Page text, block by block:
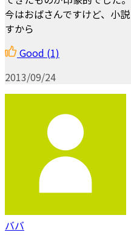
今はおばさんですけど、小
すから
Good (1)
2013/09/24
ババ